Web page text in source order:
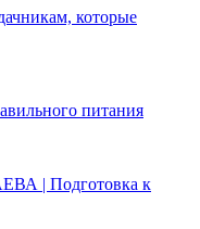
которые
питания
| Подготовка к